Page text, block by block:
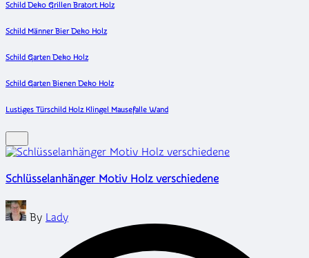
Schild Deko Grillen Bratort Holz
Schild Männer Bier Deko Holz
Schild Garten Deko Holz
Schild Garten Bienen Deko Holz
Lustiges Türschild Holz Klingel Mausefalle Wand
Schlüsselanhänger Motiv Holz verschiedene
Posted
by
By Lady